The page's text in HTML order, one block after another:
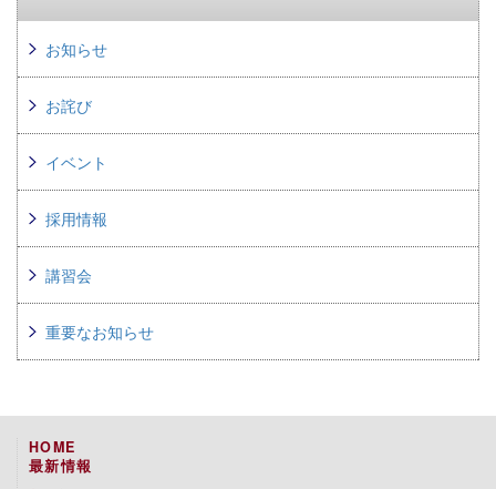
お知らせ
お詫び
イベント
採用情報
講習会
重要なお知らせ
HOME
最新情報